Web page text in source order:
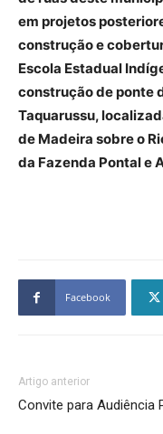
em projetos
construção e
Escola Estadual
construção de ponte
Taquarussu,
de Madeira sobre o
da Fazenda Pontal e
Facebook
Artigo anterior
Convite para Audiência